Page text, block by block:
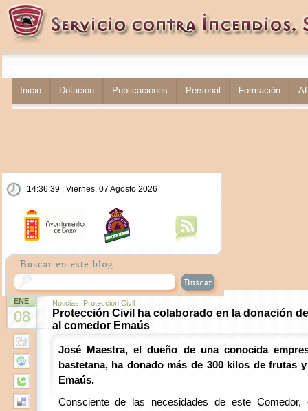
Inicio Dotación Publicaciones Personal Formación
14:36:40 | Viernes, 07 Agosto 2026
ENE
08
Noticias Protección Civil
Protección Civil ha colaborado en la donación
al comedor Emaús
José Maestra, el dueño de una conocida
bastetana, ha donado más de 300 kilos de frutas
Emaús.
Consciente de las necesidades de este Comedor,